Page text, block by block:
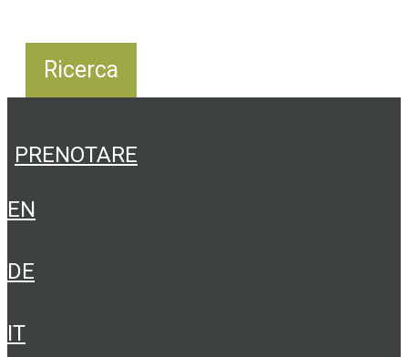
PRENOTARE
EN
DE
IT